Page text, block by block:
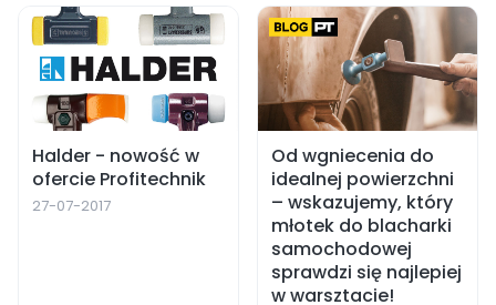
Halder - nowość w
ofercie Profitechnik
27-07-2017
Od wgniecenia do
idealnej powierzchni
– wskazujemy, który
młotek do blacharki
samochodowej
sprawdzi się najlepiej
w warsztacie!